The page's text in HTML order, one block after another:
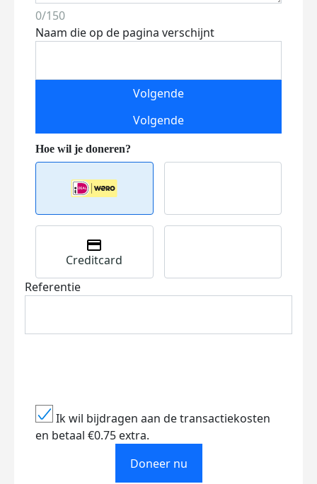
0/150
Naam die op de pagina verschijnt
Volgende
Volgende
Creditcard
Referentie
Ik wil bijdragen aan de transactiekosten
en betaal €0.75 extra.
Doneer nu